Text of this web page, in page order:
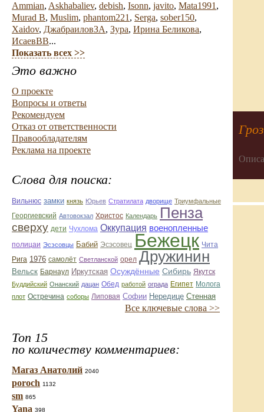
Ammian, Askhabaliev, debish, Isonn, javito, Mata1991 ,
Murad B, Muslim, phantom221 , Serga, sober150,
Xaidov, ДжабраиловЗА, Зура, Ирина Беликова,
ИсаевВВ...
Показать всех >>
Это важно
О проекте
Вопросы и ответы
Рекомендуем
Отказ от ответственности
Правообладателям
Реклама на проекте
Слова для поиска:
Вильнюс замки князь Юрьев Стратилата дворище Триумфальные
Георгиевский Автовокзал Христос Календарь Пенза
сверху дети Чухлома Оккупация военопленные
полицаи Эсэсовцы Бабий Эсэсовец Бежецк Чита
Рига 1976 самолёт Светланской орел Дружинин
Вельск Барнаул Иркутская Осуждённые Сибирь Якутск
Буддийский Онанский дацан Обед работой ограда Египет Молога
плот Остречина соборы Липовая Софии Нередице Стенная
Все ключевые слова >>
Топ 15
по количеству комментариев:
Магаз Анатолий 2040
poroch 1132
sm 865
Yana 398